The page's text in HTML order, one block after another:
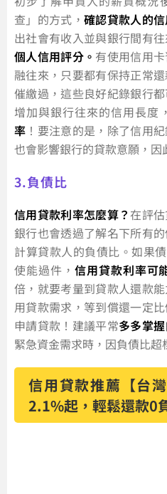
查」的方式， 確認貸款人的
出社會有收入並與銀行間有
個人信用評分。 有使用信用
融往來，只要都有保持正常
催繳過，這些良好紀錄銀行
增加與銀行往來的信用長度
率 ！要注意的是，除了信用紀
也會影響銀行的貸款意願，因
3.負債比
信用貸款利率怎麼算？在評
銀行也會透過了解名下所有
計算貸款人的負債比。如果
使能過件， 信用貸款利率可
倍，就要考量到貸款人還款
用貸款需求，等到償還一定
申請貸款！建議平常多多掌
緊急資金需求時，因負債比超
信用貸款推薦【台
2.1%起，輕鬆還款0